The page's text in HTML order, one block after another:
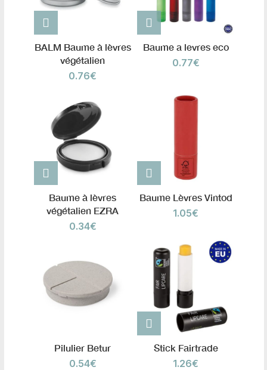
BALM Baume à lèvres
végétalien
0.76€
Baume a levres eco
0.77€
Baume à lèvres
végétalien EZRA
0.34€
Baume Lèvres Vintod
1.05€
Pilulier Betur
0.54€
Stick Fairtrade
1.26€